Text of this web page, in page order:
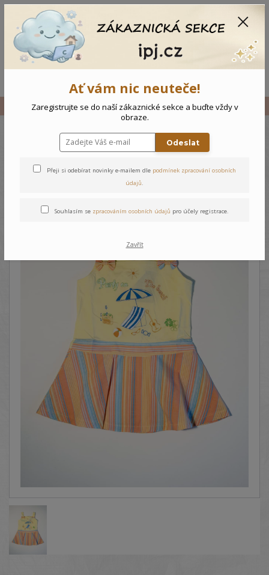
Vše Dětské šaty pláž
Dětské šaty pláž
Ať vám nic neuteče!
Zaregistrujte se do naší zákaznické sekce a buďte vždy v
obraze.
Odeslat
Přeji si odebírat novinky e-mailem dle podmínek zpracování osobních
údajů.
Souhlasím se zpracováním osobních údajů pro účely registrace.
Zavřít